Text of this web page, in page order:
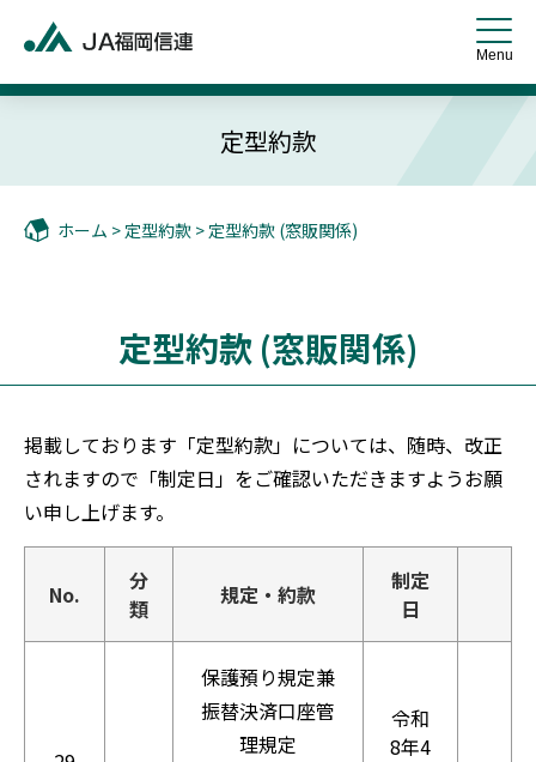
定型約款
ホーム > 定型約款 > 定型約款 (窓販関係)
定型約款 (窓販関係)
掲載しております「定型約款」については、随時、改正
されますので「制定日」をご確認いただきますようお願
い申し上げます。
No.
分
類
規定・約款
制定
日
保護預り規定兼
振替決済口座管
理規定
令和
8年4